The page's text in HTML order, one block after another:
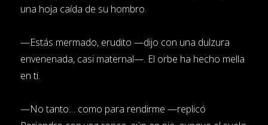
una hoja caída de su hombro.
—Estás mermado, erudito —dijo con una dulzura
envenenada, casi maternal—. El orbe ha hecho mella
en ti.
—No tanto… como para rendirme —replicó